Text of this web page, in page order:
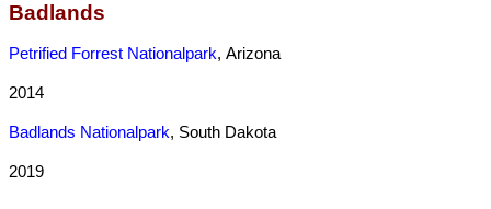
Badlands
Petrified Forrest Nationalpark, Arizona
2014
Badlands Nationalpark, South Dakota
2019